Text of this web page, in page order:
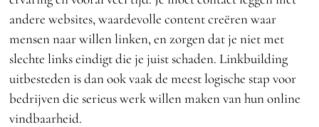
andere websites, waardevolle content creëren waar
mensen naar willen linken, en zorgen dat je niet met
slechte links eindigt die je juist schaden. Linkbuilding
uitbesteden is dan ook vaak de meest logische stap voor
bedrijven die serieus werk willen maken van hun online
vindbaarheid.